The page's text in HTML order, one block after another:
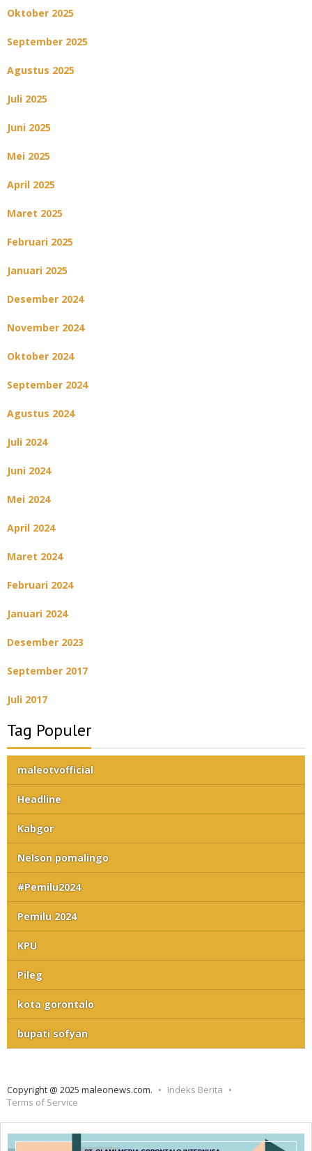
Oktober 2025
September 2025
Agustus 2025
Juli 2025
Juni 2025
Mei 2025
April 2025
Maret 2025
Februari 2025
Januari 2025
Desember 2024
November 2024
Oktober 2024
September 2024
Agustus 2024
Juli 2024
Juni 2024
Mei 2024
April 2024
Maret 2024
Februari 2024
Januari 2024
Desember 2023
September 2017
Juli 2017
Tag Populer
maleotvofficial
Headline
Kabgor
Nelson pomalingo
#Pemilu2024
Pemilu 2024
KPU
Pileg
kota gorontalo
bupati sofyan
Copyright @ 2025 maleonews.com.
Indeks Berita
Terms of Service